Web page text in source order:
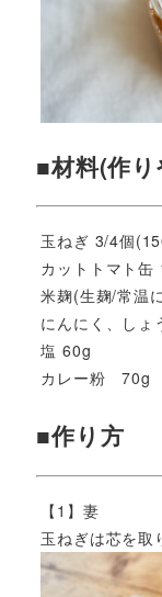
■材料(作
玉ねぎ 3/4個
カットトマト
米麹(生麹/常温
にんにく、しょ
塩 60g
カレー粉 70g
■作り方
【1】妻
玉ねぎは芯を取